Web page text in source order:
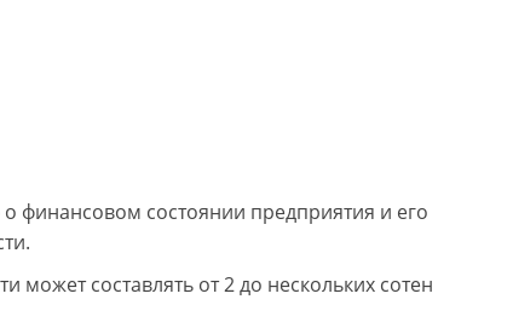
финансовом состоянии предприятия и его
составлять от 2 до нескольких сотен